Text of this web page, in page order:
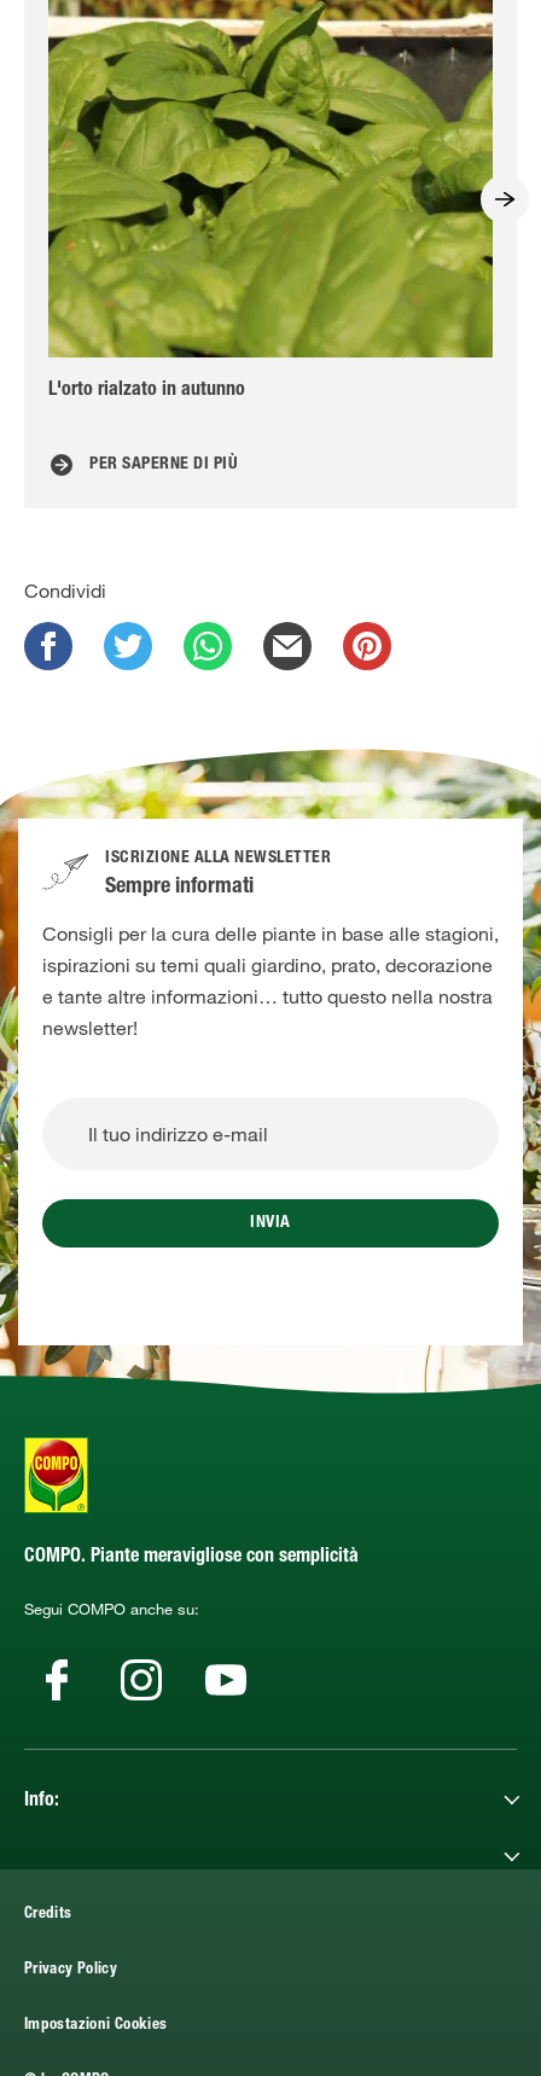
L'orto rialzato in autunno
PER SAPERNE DI PIÙ
Condividi
ISCRIZIONE ALLA NEWSLETTER
Sempre informati
Consigli per la cura delle piante in base alle stagioni,
ispirazioni su temi quali giardino, prato, decorazione
e tante altre informazioni… tutto questo nella nostra
newsletter!
INVIA
COMPO. Piante meravigliose con semplicità
Segui COMPO anche su:
Info:
Credits
Privacy Policy
Impostazioni Cookies